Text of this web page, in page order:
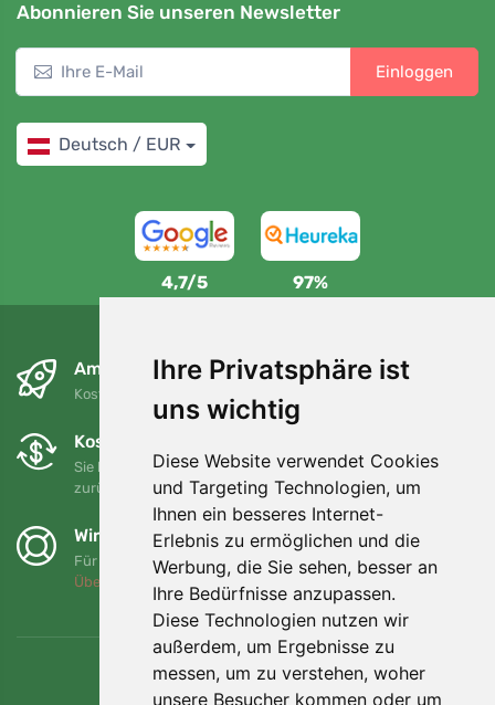
Ihre Privatsphäre ist
uns wichtig
Diese Website verwendet Cookies
und Targeting Technologien, um
Ihnen ein besseres Internet-
Erlebnis zu ermöglichen und die
Werbung, die Sie sehen, besser an
Ihre Bedürfnisse anzupassen.
Diese Technologien nutzen wir
außerdem, um Ergebnisse zu
messen, um zu verstehen, woher
unsere Besucher kommen oder um
Abonnieren Sie unseren Newsletter
Einloggen
Deutsch / EUR
4,7/5 97%
Am nächsten Tag und kostenlos
Kostenloser Versand für Bestellungen über 80 EUR
Kostenloser Umtausch und Rückgabe
Sie können Ihre Bestellung jederzeit innerhalb von 90 Tagen
zurückgeben oder umtauschen.
Wir unterstützen Trees.org
Für jede Bestellung pflanzen wir einen Baum! Mehr lesen
Über uns